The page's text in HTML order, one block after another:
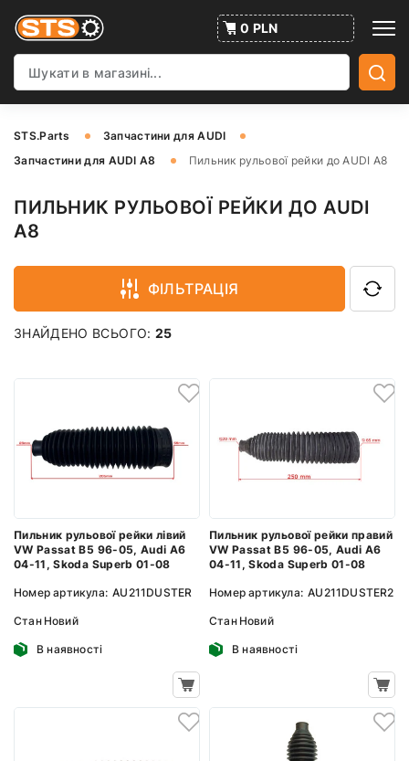
0 PLN
STS.Parts
Запчастини для AUDI
Запчастини для AUDI A8
Пильник рульової рейки до AUDI A8
ПИЛЬНИК РУЛЬОВОЇ РЕЙКИ ДО AUDI
A8
ФІЛЬТРАЦІЯ
ЗНАЙДЕНО ВСЬОГО: 25
Пильник рульової рейки лівий
VW Passat B5 96-05, Audi A6
04-11, Skoda Superb 01-08
Номер артикула: AU211DUSTER
Стан Новий
В наявності
Пильник рульової рейки правий
VW Passat B5 96-05, Audi A6
04-11, Skoda Superb 01-08
Номер артикула: AU211DUSTER2
Стан Новий
В наявності